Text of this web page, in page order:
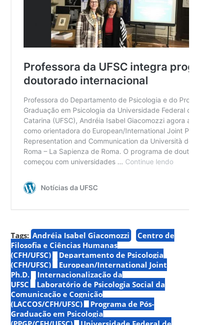
Tags: Andréia Isabel Giacomozzi
Centro de
Filosofia e Ciências Humanas
(CFH/UFSC)
Departamento de Psicologia
(CFH/UFSC)
European/International Joint
Ph.D.
Internacionalização da
UFSC
Laboratório de Psicologia Social da
Comunicação e Cognição
(LACCOS/CFH/UFSC)
Programa de Pós-
Graduação em Psicologia